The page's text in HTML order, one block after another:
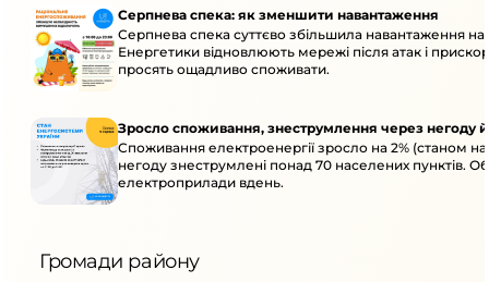
Серпнева спека: як зменшити навантаження
Серпнева спека суттєво збільшила навантаження
Енергетики відновлюють мережі після атак і
просять ощадливо споживати.
Зросло споживання, знеструмлення через негоду
Споживання електроенергії зросло на 2% (станом
негоду знеструмлені понад 70 населених пунктів.
електроприлади вдень.
Громади району